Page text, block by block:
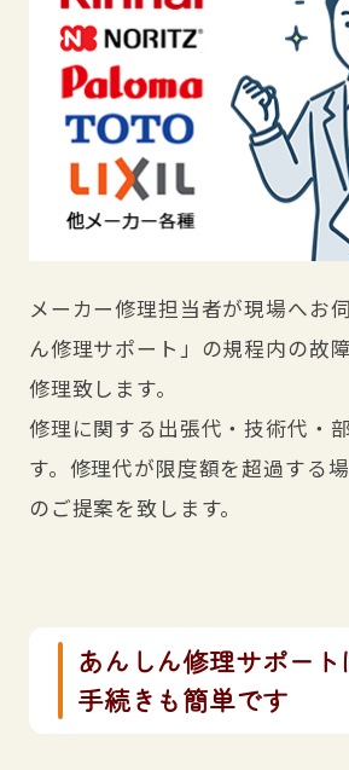
メーカー修理担当者が現場へお
ん修理サポート」の規程内の故
修理致します。
修理に関する出張代・技術代・
す。修理代が限度額を超過する
のご提案を致します。
あんしん修理サポー
手続きも簡単です